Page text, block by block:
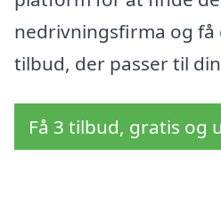
nedrivningsfirma og
tilbud, der passer til
Få 3 tilbud, gratis og